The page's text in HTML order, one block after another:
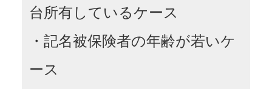
台所有しているケース
・記名被保険者の年齢が若いケ
ース